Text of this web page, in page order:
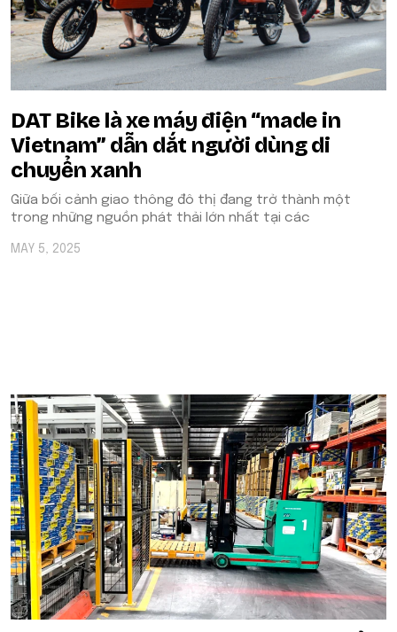
DAT Bike là xe máy điện “made in
Vietnam” dẫn dắt người dùng di
chuyển xanh
Giữa bối cảnh giao thông đô thị đang trở thành một
trong những nguồn phát thải lớn nhất tại các
MAY 5, 2025